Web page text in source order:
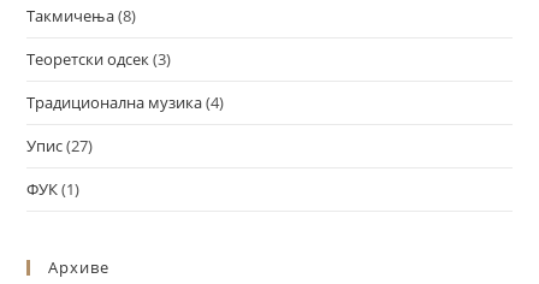
Такмичења(8)
Теоретски одсек(3)
Традиционална музика(4)
Упис(27)
ФУК(1)
Архиве